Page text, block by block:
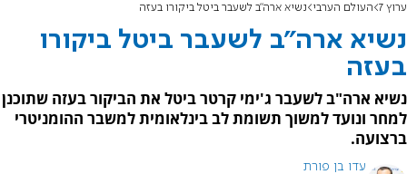
ערוץ 7 העולם הערבי נשיא ארה"ב לשעבר ביטל ביקורו בעזה
נשיא ארה"ב לשעבר ביטל ביקורו
בעזה
נשיא ארה"ב לשעבר ג'ימי קרטר ביטל את הביקור בעזה שתוכנן
למחר ונועד למשוך תשומת לב בינלאומית למשבר ההומניטרי
ברצועה.
עדו בן פורת